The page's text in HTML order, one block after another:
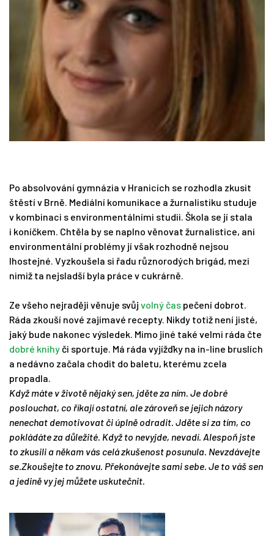
Po absolvování gymnázia v Hranicích se rozhodla zkusit
štěstí v Brně. Mediální komunikace a žurnalistiku studuje
v kombinaci s environmentálními studii. Škola se jí stala
i koníčkem. Chtěla by se naplno věnovat žurnalistice, ani
environmentální problémy jí však rozhodně nejsou
lhostejné. Vyzkoušela si řadu různorodých brigád, mezi
nimiž ta nejsladší byla práce v cukrárně.
Ze všeho nejraději věnuje svůj volný čas pečení dobrot.
Ráda zkouší nové zajímavé recepty. Nikdy totiž není jisté,
jaký bude nakonec výsledek. Mimo jiné také velmi ráda čte
dobré knihyči sportuje. Má ráda vyjížďky na in-line bruslích
a nedávno začala chodit do baletu, kterému zcela
propadla.
Když máte v životě nějaký sen, jděte za ním. Je dobré
poslouchat, co říkají ostatní, ale zároveň se jejich názory
nenechat demotivovat či úplně odradit. Jděte si za tím, co
pokládáte za důležité. Když to nevyjde, nevadí. Alespoň jste
to zkusili a někam vás celá zkušenost posunula. Nevzdávejte
se.Zkoušejte to znovu. Překonávejte sami sebe. Je to váš sen
a jedině vy jej můžete uskutečnit.